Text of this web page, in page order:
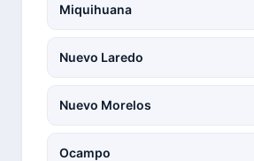
Miquihuana
Nuevo Laredo
Nuevo Morelos
Ocampo